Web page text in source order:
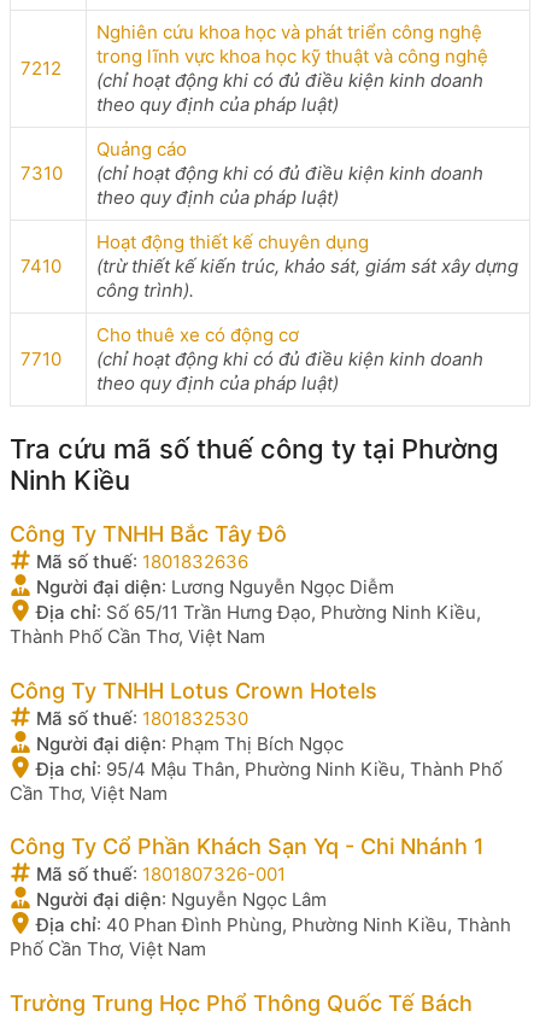
7212
Nghiên cứu khoa học và phát triển công nghệ
trong lĩnh vực khoa học kỹ thuật và công nghệ
(chỉ hoạt động khi có đủ điều kiện kinh doanh
theo quy định của pháp luật)
7310
Quảng cáo
(chỉ hoạt động khi có đủ điều kiện kinh doanh
theo quy định của pháp luật)
7410
Hoạt động thiết kế chuyên dụng
(trừ thiết kế kiến trúc, khảo sát, giám sát xây dựng
công trình).
7710
Cho thuê xe có động cơ
(chỉ hoạt động khi có đủ điều kiện kinh doanh
theo quy định của pháp luật)
Tra cứu mã số thuế công ty tại Phường
Ninh Kiều
Công Ty TNHH Bắc Tây Đô
Mã số thuế: 1801832636
Người đại diện: Lương Nguyễn Ngọc Diễm
Địa chỉ: Số 65/11 Trần Hưng Đạo, Phường Ninh Kiều,
Thành Phố Cần Thơ, Việt Nam
Công Ty TNHH Lotus Crown Hotels
Mã số thuế: 1801832530
Người đại diện: Phạm Thị Bích Ngọc
Địa chỉ: 95/4 Mậu Thân, Phường Ninh Kiều, Thành Phố
Cần Thơ, Việt Nam
Công Ty Cổ Phần Khách Sạn Yq - Chi Nhánh 1
Mã số thuế: 1801807326-001
Người đại diện: Nguyễn Ngọc Lâm
Địa chỉ: 40 Phan Đình Phùng, Phường Ninh Kiều, Thành
Phố Cần Thơ, Việt Nam
Trường Trung Học Phổ Thông Quốc Tế Bách